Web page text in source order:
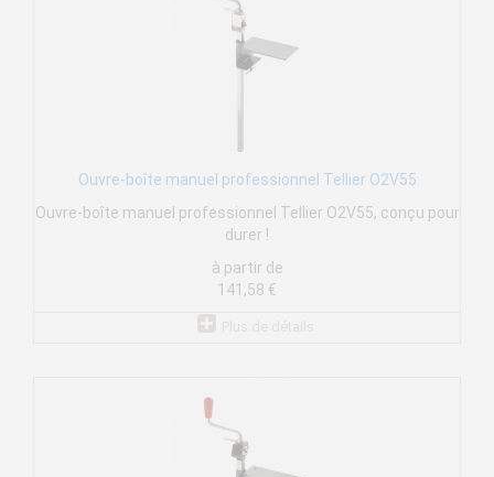
Ouvre-boîte manuel professionnel Tellier O2V55
Ouvre-boîte manuel professionnel Tellier O2V55, conçu pour
durer !
à partir de
141,58 €